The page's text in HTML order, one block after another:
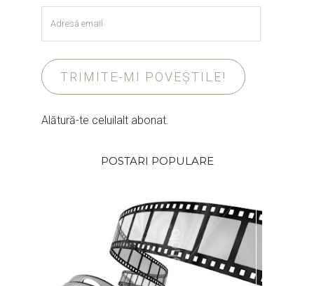
email
TRIMITE-MI POVEȘTILE!
Alătură-te celuilalt abonat.
POSTARI POPULARE